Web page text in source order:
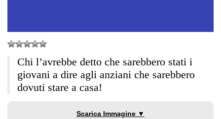
Chi l’avrebbe detto che sarebbero stati i
giovani a dire agli anziani che sarebbero
dovuti stare a casa!
Scarica Immagine ▼